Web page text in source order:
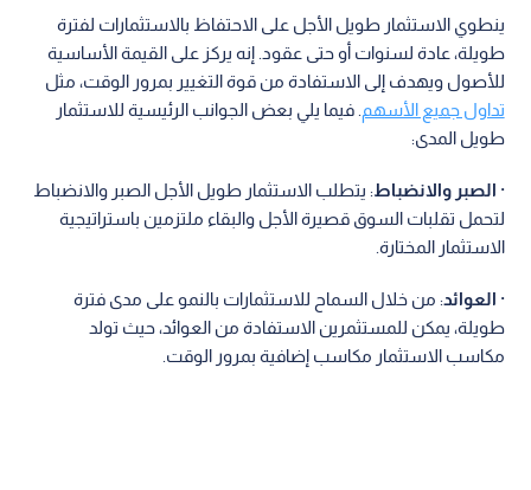
ينطوي الاستثمار طويل الأجل على الاحتفاظ بالاستثمارات لفترة
طويلة، عادة لسنوات أو حتى عقود. إنه يركز على القيمة الأساسية
للأصول ويهدف إلى الاستفادة من قوة التغيير بمرور الوقت، مثل
تداول جميع الأسهم . فيما يلي بعض الجوانب الرئيسية للاستثمار
طويل المدى:
· الصبر والانضباط: يتطلب الاستثمار طويل الأجل الصبر والانضباط
لتحمل تقلبات السوق قصيرة الأجل والبقاء ملتزمين باستراتيجية
الاستثمار المختارة.
· العوائد: من خلال السماح للاستثمارات بالنمو على مدى فترة
طويلة، يمكن للمستثمرين الاستفادة من العوائد، حيث تولد
مكاسب الاستثمار مكاسب إضافية بمرور الوقت.